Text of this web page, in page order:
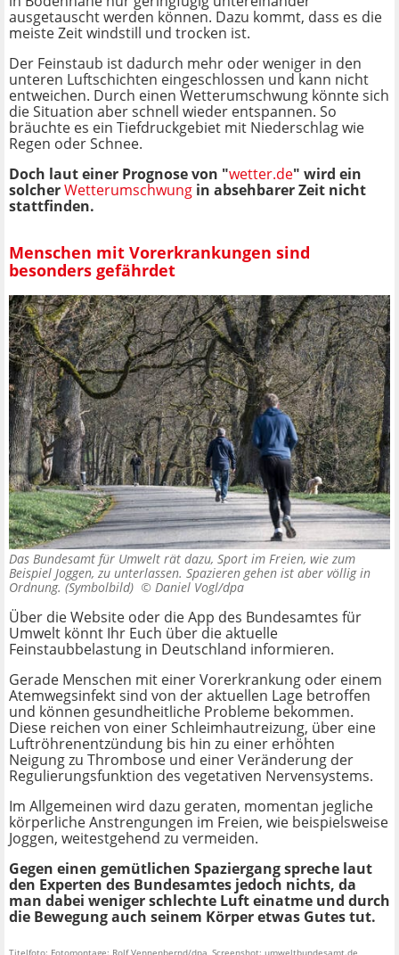
ausgetauscht werden können. Dazu kommt, dass es die
meiste Zeit windstill und trocken ist.
Der Feinstaub ist dadurch mehr oder weniger in den
unteren Luftschichten eingeschlossen und kann nicht
entweichen. Durch einen Wetterumschwung könnte sich
die Situation aber schnell wieder entspannen. So
bräuchte es ein Tiefdruckgebiet mit Niederschlag wie
Regen oder Schnee.
Doch laut einer Prognose von "wetter.de" wird ein
solcherWetterumschwung in absehbarer Zeit nicht
stattfinden.
Menschen mit Vorerkrankungen sind
besonders gefährdet
Das Bundesamt für Umwelt rät dazu, Sport im Freien, wie zum
Beispiel Joggen, zu unterlassen. Spazieren gehen ist aber völlig in
Ordnung. (Symbolbild) © Daniel Vogl/dpa
Über die Website oder die App des Bundesamtes für
Umwelt könnt Ihr Euch über die aktuelle
Feinstaubbelastung in Deutschland informieren.
Gerade Menschen mit einer Vorerkrankung oder einem
Atemwegsinfekt sind von der aktuellen Lage betroffen
und können gesundheitliche Probleme bekommen.
Diese reichen von einer Schleimhautreizung, über eine
Luftröhrenentzündung bis hin zu einer erhöhten
Neigung zu Thrombose und einer Veränderung der
Regulierungsfunktion des vegetativen Nervensystems.
Im Allgemeinen wird dazu geraten, momentan jegliche
körperliche Anstrengungen im Freien, wie beispielsweise
Joggen, weitestgehend zu vermeiden.
Gegen einen gemütlichen Spaziergang spreche laut
den Experten des Bundesamtes jedoch nichts, da
man dabei weniger schlechte Luft einatme und durch
die Bewegung auch seinem Körper etwas Gutes tut.
Titelfoto: Fotomontage: Rolf Vennenbernd/dpa, Screenshot: umweltbundesamt.de